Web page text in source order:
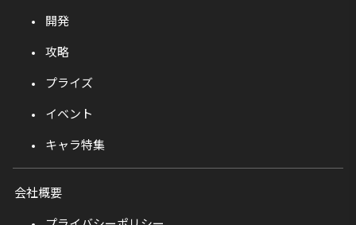
開発
攻略
プライズ
イベント
キャラ特集
会社概要